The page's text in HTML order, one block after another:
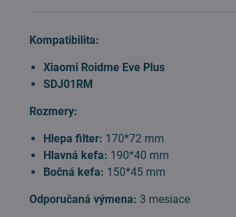
Kompatibilita:
Xiaomi Roidme Eve Plus
SDJ01RM
Rozmery:
Hlepa filter: 170*72 mm
Hlavná kefa: 190*40 mm
Bočná kefa: 150*45 mm
Odporučaná výmena: 3 mesiace